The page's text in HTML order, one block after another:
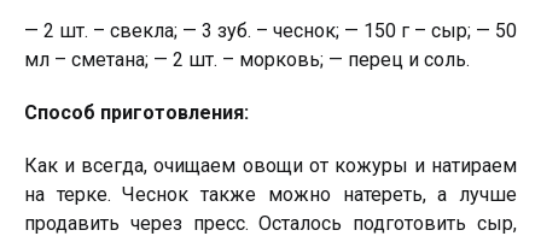
— 2 шт. – свекла; — 3 зуб. – чеснок; — 150 г – сыр; — 50
мл – сметана; — 2 шт. – морковь; — перец и соль.
Способ приготовления:
Как и всегда, очищаем овощи от кожуры и натираем
на терке. Чеснок также можно натереть, а лучше
продавить через пресс. Осталось подготовить сыр,